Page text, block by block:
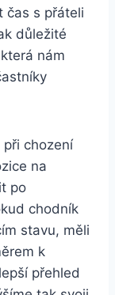
čas s přáteli
důležité
nám
chození
na
po
chodník
stavu, měli
k
přehled